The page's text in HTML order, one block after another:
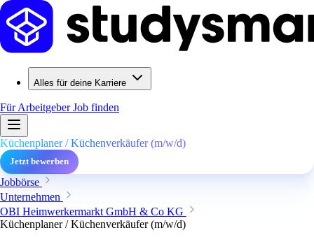
Alles für deine Karriere
Für ArbeitgeberJob finden
Küchenplaner / Küchenverkäufer (m/w/d)
Jetzt bewerben
Jobbörse
Unternehmen
OBI Heimwerkermarkt GmbH & Co KG
Küchenplaner / Küchenverkäufer (m/w/d)